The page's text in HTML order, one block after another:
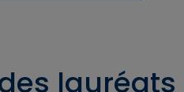
lauréats